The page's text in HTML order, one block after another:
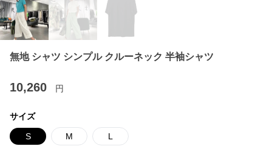
無地 シャツ シンプル クルーネック 半袖シャツ
10,260 円
サイズ
S M L